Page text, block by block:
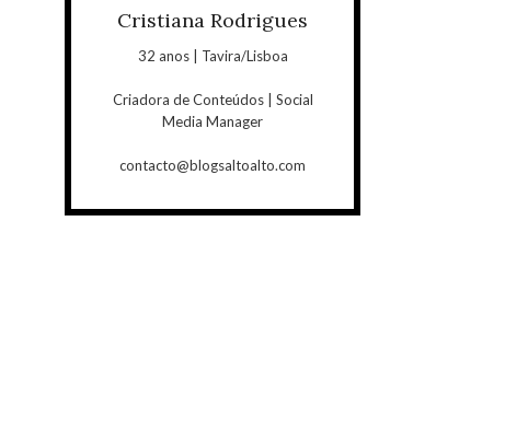
Cristiana Rodrigues
32 anos | Tavira/Lisboa
Criadora de Conteúdos | Social
Media Manager
contacto@blogsaltoalto.com